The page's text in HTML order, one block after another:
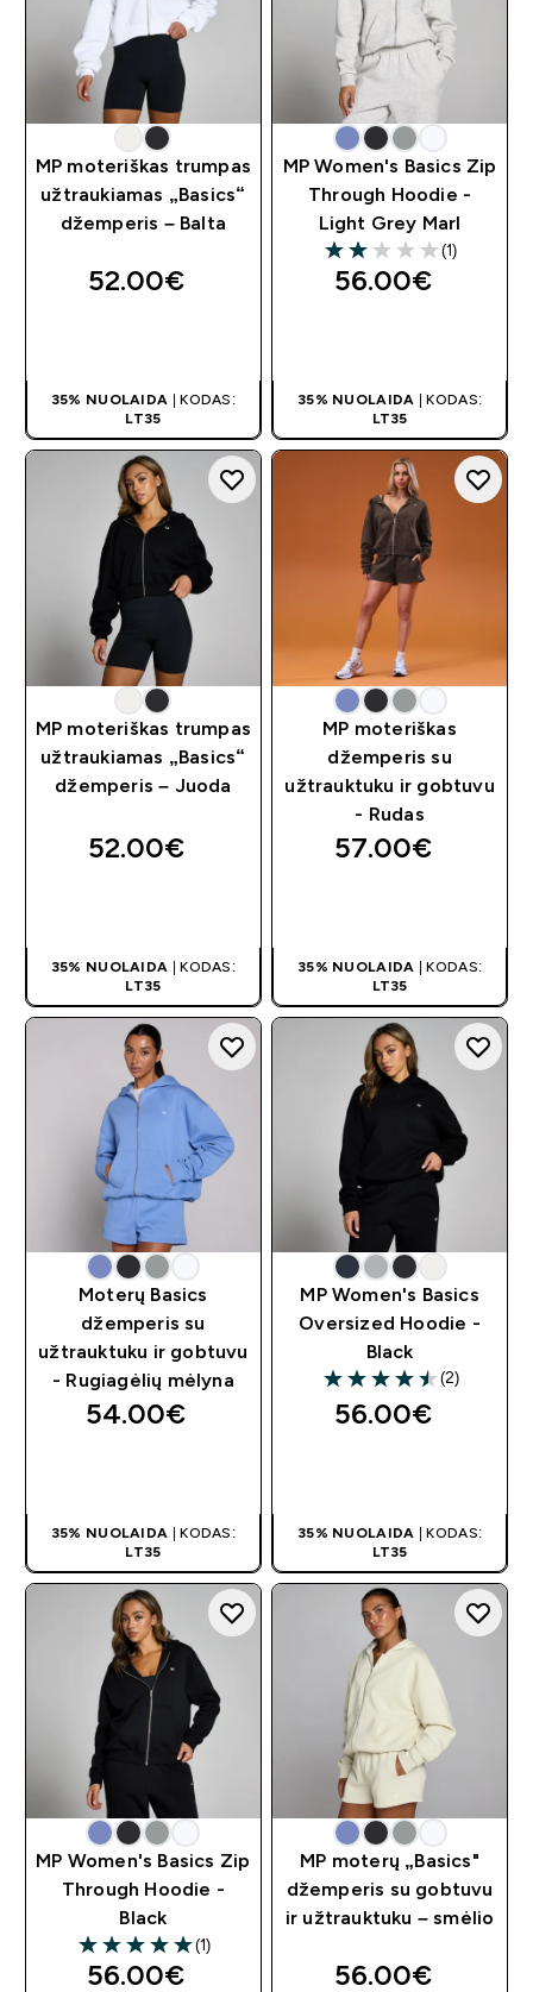
MP moteriškas trumpas
užtraukiamas „Basics“
džemperis – Balta
52.00€‎
35% NUOLAIDA | KODAS:
LT35
MP Women's Basics Zip
Through Hoodie -
Light Grey Marl
2 out of 5 stars
(1)
56.00€‎
35% NUOLAIDA | KODAS:
LT35
MP moteriškas trumpas
užtraukiamas „Basics“
džemperis – Juoda
52.00€‎
35% NUOLAIDA | KODAS:
LT35
MP moteriškas
džemperis su
užtrauktuku ir gobtuvu
- Rudas
57.00€‎
35% NUOLAIDA | KODAS:
LT35
Moterų Basics
džemperis su
užtrauktuku ir gobtuvu
- Rugiagėlių mėlyna
54.00€‎
35% NUOLAIDA | KODAS:
LT35
MP Women's Basics
Oversized Hoodie -
Black
4.5 out of 5 stars
(2)
56.00€‎
35% NUOLAIDA | KODAS:
LT35
MP Women's Basics Zip
Through Hoodie -
Black
5 out of 5 stars
(1)
56.00€‎
MP moterų „Basics"
džemperis su gobtuvu
ir užtrauktuku – smėlio
56.00€‎